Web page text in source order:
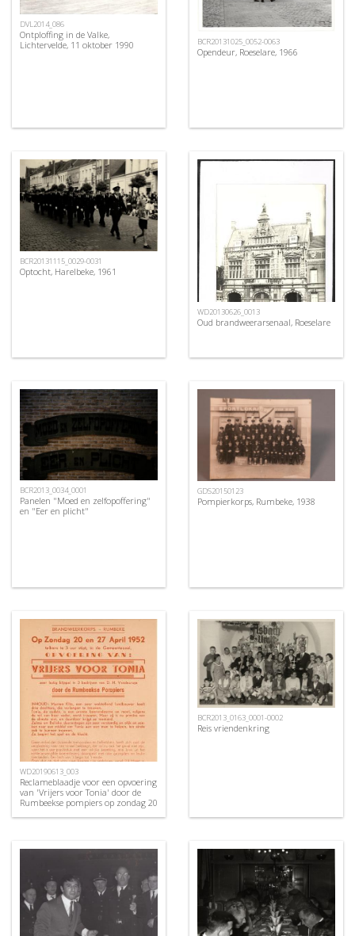
DVL2014_086
Ontploffing in de Valke,
Lichtervelde, 11 oktober 1990
BCR20131025_0052-0063
Opendeur, Roeselare, 1966
BCR20131115_0029-0031
Optocht, Harelbeke, 1961
WD20130626_0013
Oud brandweerarsenaal, Roeselare
BCR2013_0034_0001
Panelen "Moed en zelfopoffering"
en "Eer en plicht"
GDS20150123
Pompierkorps, Rumbeke, 1938
WD20190613_003
Reclameblaadje voor een opvoering
van 'Vrijers voor Tonia' door de
Rumbeekse pompiers op zondag 20
BCR2013_0163_0001-0002
Reis vriendenkring